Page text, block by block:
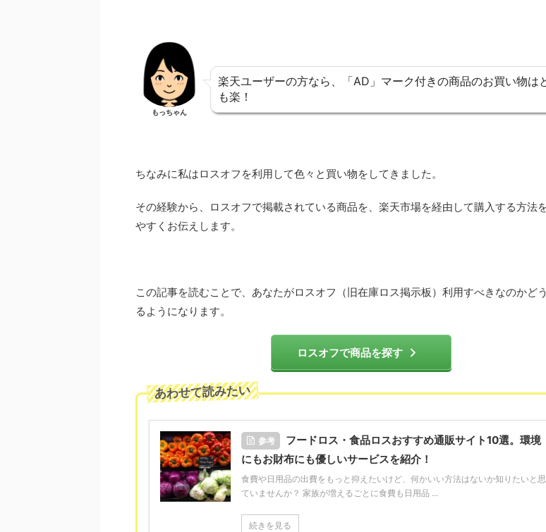
もっちゃん
楽天ユーザーの方なら、「AD」マーク付きの商品のお買い物は
も楽！
ちなみに私はロスオフを利用して色々と買い物をしてきました。
その経験から、ロスオフで掲載されている商品を、楽天市場を経由して購入する方法
やすくお伝えします。
この記事を読むことで、あなたがロスオフ（旧在庫ロス掲示板）利用すべきなのかど
るようになります。
ロスオフで商品を探す
あわせて読みたい
参考
フードロス・食品ロスおすすめ通販サイト10選。環境
にもお財布にも優しいサービスを紹介！
食費や日用品の出費をもっと抑えたいけど、何かいい方法はないか知りたいと
ていませんか？ 家族が増えるごとに食費も日用品 ...
続きを見る